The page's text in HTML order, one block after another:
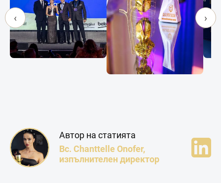
‹ ›
Автор на статията
Bc. Chanttelle Onofer,
изпълнителен директор